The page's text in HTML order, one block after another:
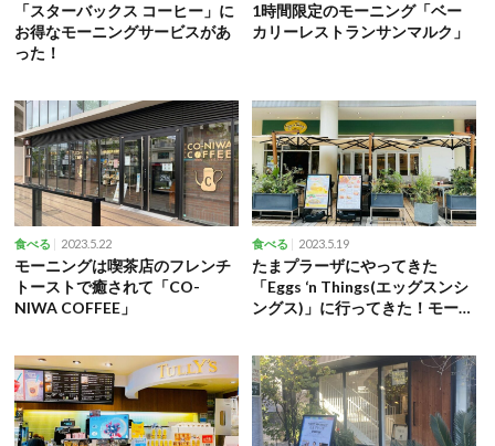
「スターバックス コーヒー」に
お得なモーニングサービスがあ
った！
1時間限定のモーニング「ベー
カリーレストランサンマルク」
食べる 2023.5.22
モーニングは喫茶店のフレンチ
トーストで癒されて「CO-
NIWA COFFEE」
食べる 2023.5.19
たまプラーザにやってきた
「Eggs ‘n Things(エッグスンシ
ングス)」に行ってきた！モーニ